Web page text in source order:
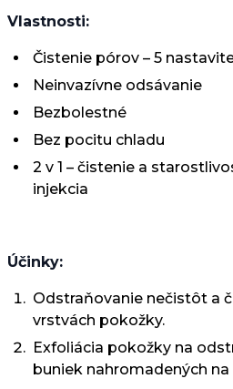
Vlastnosti:
Čistenie pórov – 5
Neinvazívne odsávanie
Bezbolestné
Bez pocitu chladu
2 v 1 – čistenie a
injekcia
Účinky:
Odstraňovanie nečistôt a
vrstvách pokožky.
Exfoliácia pokožky na
buniek nahromadených na